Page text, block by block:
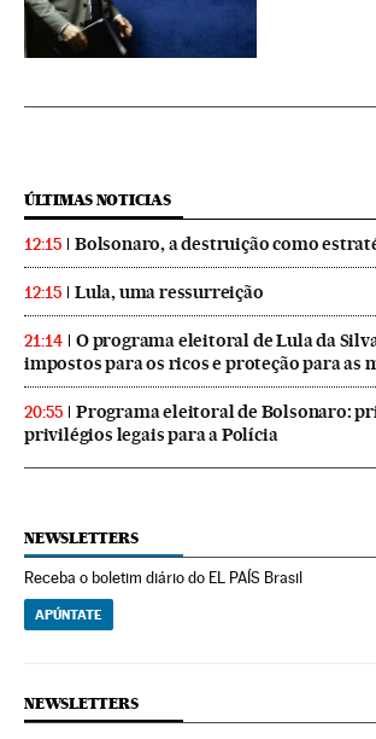
ÚLTIMAS NOTICIAS
12:15 Bolsonaro, a destruição como
12:15 Lula, uma ressurreição
21:14
O programa eleitoral de Lula da
impostos para os ricos e proteção para as
20:55
Programa eleitoral de Bolsonaro:
privilégios legais para a Polícia
NEWSLETTERS
Receba o boletim diário do EL PAÍS Brasil
APÚNTATE
NEWSLETTERS